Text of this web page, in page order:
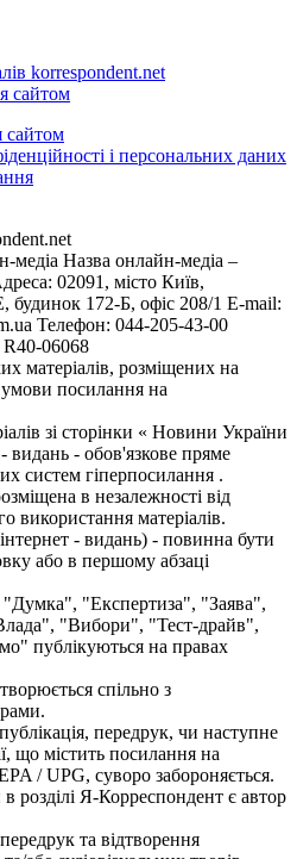
korrespondent.net
сайтом
сайтом
і персональних даних
медіа Назва онлайн-медіа –
02091, місто Київ,
172-Б, офіс 208/1 E-mail:
Телефон: 044-205-43-00
R40-06068
матеріалів, розміщених на
умови посилання на
зі сторінки « Новини України
- видань - обов'язкове пряме
систем гіперпосилання .
в незалежності від
використання матеріалів.
- видань) - повинна бути
або в першому абзаці
"Експертиза", "Заява",
"Вибори", "Тест-драйв",
публікуються на правах
спільно з
передрук, чи наступне
що містить посилання на
/ UPG, суворо забороняється.
розділі Я-Корреспондент є автор
та відтворення